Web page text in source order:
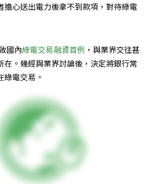
擔心送出電力後拿不到款項，對待綠電
國內綠電交易融資首例 ，與業界交往甚
在。幾經與業界討論後，決定將銀行常
綠電交易。